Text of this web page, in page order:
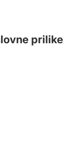
prilike